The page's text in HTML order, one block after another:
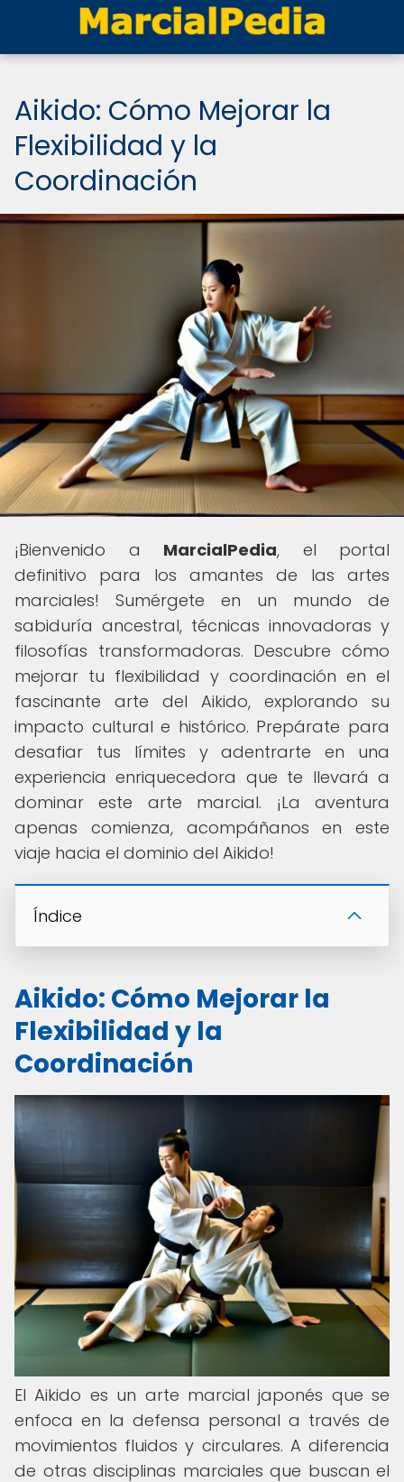
Aikido: Cómo Mejorar la
Flexibilidad y la
Coordinación
¡Bienvenido a MarcialPedia, el portal
definitivo para los amantes de las artes
marciales! Sumérgete en un mundo de
sabiduría ancestral, técnicas innovadoras y
filosofías transformadoras. Descubre cómo
mejorar tu flexibilidad y coordinación en el
fascinante arte del Aikido, explorando su
impacto cultural e histórico. Prepárate para
desafiar tus límites y adentrarte en una
experiencia enriquecedora que te llevará a
dominar este arte marcial. ¡La aventura
apenas comienza, acompáñanos en este
viaje hacia el dominio del Aikido!
Índice
Aikido: Cómo Mejorar la
Flexibilidad y la
Coordinación
El Aikido es un arte marcial japonés que se
enfoca en la defensa personal a través de
movimientos fluidos y circulares. A diferencia
de otras disciplinas marciales que buscan el